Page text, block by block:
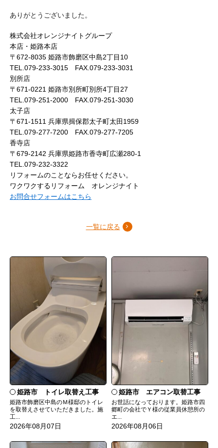
ありがとうございました。
株式会社オレンジナイトグループ
本店・姫路本店
〒672-8035 姫路市飾磨区中島2丁目10
TEL.079-233-3015 FAX.079-233-3031
別所店
〒671-0221 姫路市別所町別所4丁目27
TEL.079-251-2000 FAX.079-251-3030
太子店
〒671-1511 兵庫県揖保郡太子町太田1959
TEL.079-277-7200 FAX.079-277-7205
香寺店
〒679-2142 兵庫県姫路市香寺町広瀬280-1
TEL.079-232-3322
リフォームのことならお任せください。
ワクワクするリフォーム オレンジナイト
お問合せフォームはこちら
一覧に戻る
姫路市 トイレ取替え工事
姫路市飾磨区中島のＭ様邸のトイレ
を取替えさせていただきました。施
工...
2026年08月07日
姫路市 エアコン取替工事
お世話になっております。姫路市四
郷町の会社でＹ様の従業員休憩所の
エ...
2026年08月06日